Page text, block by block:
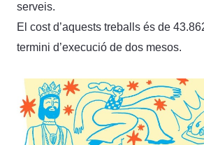
serveis.
El cost d’aquests treballs és de
termini d’execució de dos mesos.